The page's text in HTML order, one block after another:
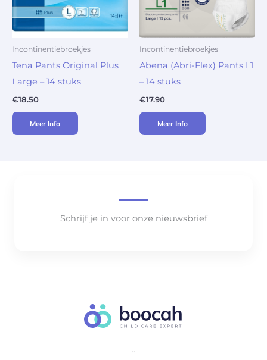
Incontinentiebroekjes
Tena Pants Original Plus
Large – 14 stuks
€18.50
Meer Info
Incontinentiebroekjes
Abena (Abri-Flex) Pants L1
– 14 stuks
€17.90
Meer Info
Schrijf je in voor onze nieuwsbrief
..